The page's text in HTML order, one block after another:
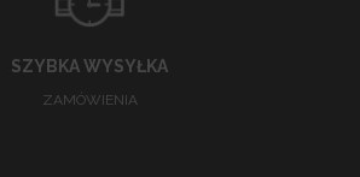
SZYBKA WYSYŁKA
ZAMÓWIENIA